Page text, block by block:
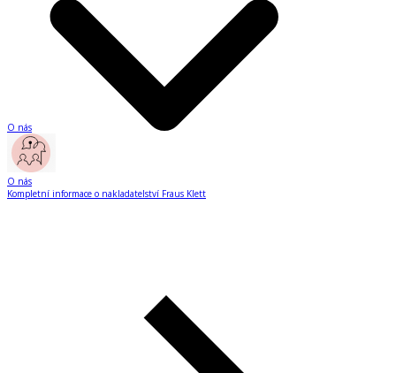
O nás
O nás
Kompletní informace o nakladatelství Fraus Klett